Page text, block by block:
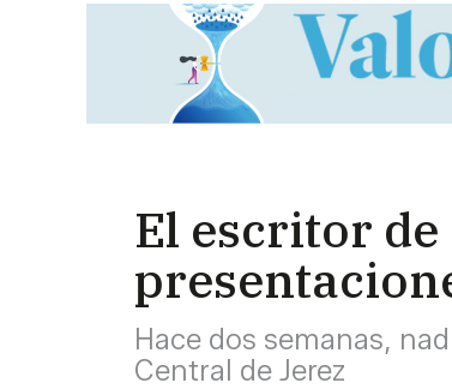
El escritor de
Hace dos semanas,
Central de Jerez